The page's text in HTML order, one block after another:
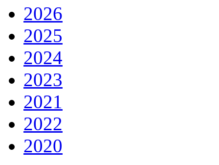
2026
2025
2024
2023
2021
2022
2020